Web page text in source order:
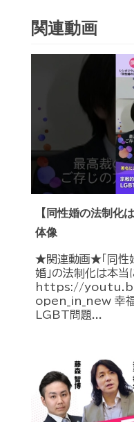
関連動画
【同性婚の法制化
体像
★関連動画★「同性
婚」の法制化は本当
https://
open_in_new 幸
LGBT問題...